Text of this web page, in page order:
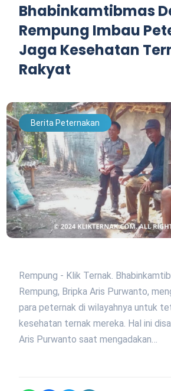
Bhabinkamtibmas
Rempung Imbau
Jaga Kesehatan
Rakyat
Berita Peternakan
Rempung - Klik Ternak.
Rempung, Bripka Aris Purwanto,
para peternak di wilayahnya untuk
kesehatan ternak mereka. Hal ini
Aris Purwanto saat mengadakan…